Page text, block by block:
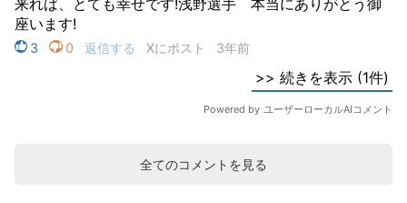
全てのコメントを見る